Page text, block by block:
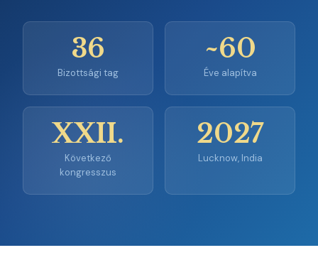
36
Bizottsági tag
~60
Éve alapítva
XXII.
Következő
kongresszus
2027
Lucknow, India